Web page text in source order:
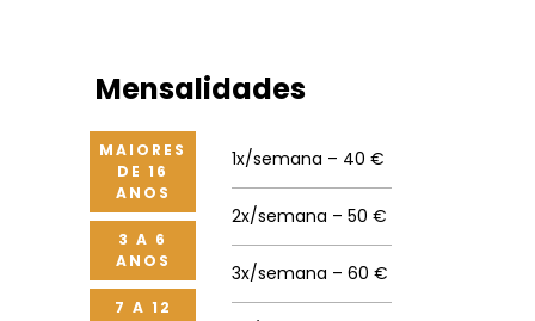
Mensalidades
MAIORES
DE 16
ANOS
3 A 6
ANOS
7 A 12
1x/semana – 40 €
2x/semana – 50 €
3x/semana – 60 €